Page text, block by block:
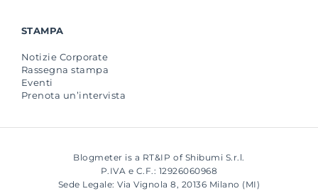
STAMPA
Notizie Corporate
Rassegna stampa
Eventi
Prenota un’intervista
Blogmeter is a RT&IP of Shibumi S.r.l.
P.IVA e C.F.: 12926060968
Sede Legale: Via Vignola 8, 20136 Milano (MI)